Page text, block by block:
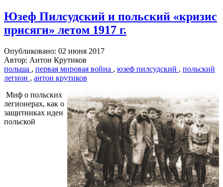
Юзеф Пилсудский и польский «кризис
присяги» летом 1917 г.
Опубликовано: 02 июня 2017
Автор: Антон Крутиков
польша , первая мировая война , юзеф пилсудский , польский
легион , антон крутиков
Миф о польских
легионерах, как о
защитниках идеи
польской